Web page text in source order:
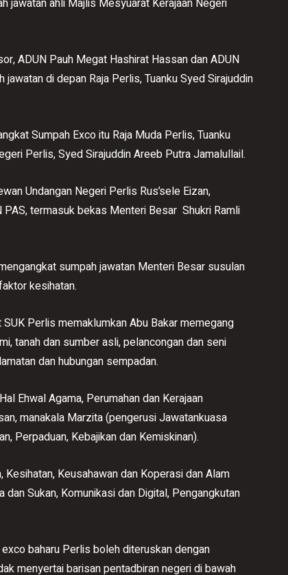
jawatan ahli Majlis Mesyuarat Kerajaan Negeri
ADUN Pauh Megat Hashirat Hassan dan ADUN
di depan Raja Perlis, Tuanku Syed Sirajuddin
Sumpah Exco itu Raja Muda Perlis, Tuanku
Perlis, Syed Sirajuddin Areeb Putra Jamalullail.
Undangan Negeri Perlis Rus’sele Eizan,
termasuk bekas Menteri Besar Shukri Ramli
sumpah jawatan Menteri Besar susulan
kesihatan.
Perlis memaklumkan Abu Bakar memegang
tanah dan sumber asli, pelancongan dan seni
dan hubungan sempadan.
Ehwal Agama, Perumahan dan Kerajaan
manakala Marzita (pengerusi Jawatankuasa
Perpaduan, Kebajikan dan Kemiskinan).
Keusahawan dan Koperasi dan Alam
Sukan, Komunikasi dan Digital, Pengangkutan
baharu Perlis boleh diteruskan dengan
menyertai barisan pentadbiran negeri di bawah